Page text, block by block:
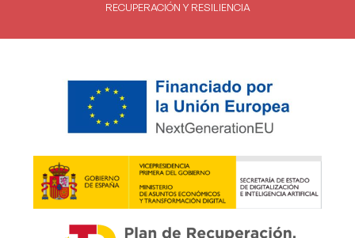
RECUPERACIÓN Y RESILIENCIA